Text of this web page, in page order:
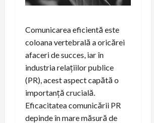
Comunicarea eficientă este
coloana vertebrală a oricărei
afaceri de succes, iar în
industria relațiilor publice
(PR), acest aspect capătă o
importanță crucială.
Eficacitatea comunicării PR
depinde în mare măsură de